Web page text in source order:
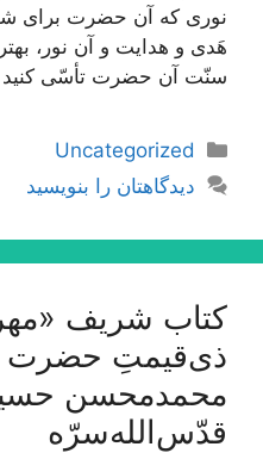
نوری که آن حضرت برای شما
هَدی و هدایت و آن نور،
سنّت آن حضرت تأسّی
دسته‌ها
Uncategorized
دیدگاهتان را بنویسید
کتاب شریف
ذی‌قیمتِ حضرت
محمدمحسن
قدّس‌الله‌سرّه